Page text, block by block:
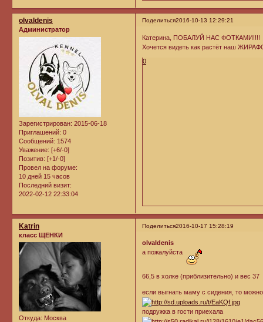
Поделиться2016-10-13 12:29:21
olvaldenis
Администратор
Зарегистрирован: 2015-06-18
Приглашений: 0
Сообщений: 1574
Уважение: [+6/-0]
Позитив: [+1/-0]
Провел на форуме:
10 дней 15 часов
Последний визит:
2022-02-12 22:33:04
Катерина, ПОБАЛУЙ НАС ФОТКАМИ!!!!
Хочется видеть как растёт наш
0
Поделиться2016-10-17 15:28:19
Katrin
класс ЩЕНКИ
Откуда: Москва
olvaldenis
а пожалуйста
66,5 в холке (приблизительно) и вес 37
если выгнать маму с сидения, то
подружка в гости приехала